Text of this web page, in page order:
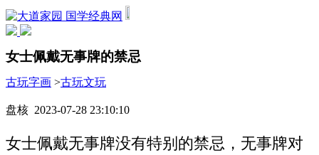
国学经典网
女士佩戴无事牌的禁忌
古玩字画 >古玩文玩
盘核 2023-07-28 23:10:10
女士佩戴无事牌没有特别的禁忌，无事牌对